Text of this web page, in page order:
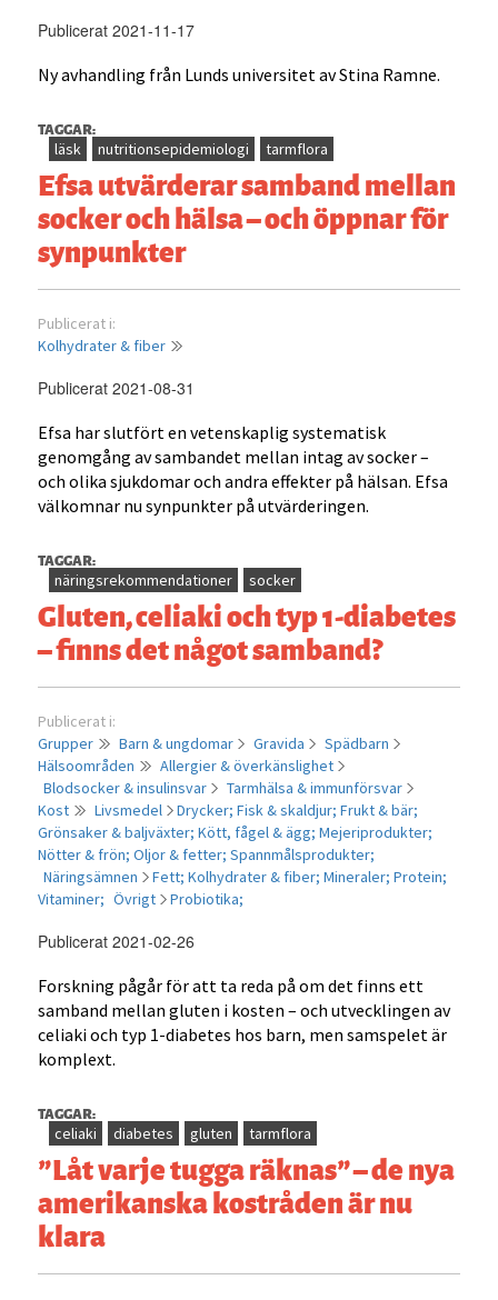
Publicerat 2021-11-17
Ny avhandling från Lunds universitet av Stina Ramne.
TAGGAR:
läsk nutritionsepidemiologi tarmflora
Efsa utvärderar samband mellan
socker och hälsa – och öppnar för
synpunkter
Publicerat i:
Kolhydrater & fiber
Publicerat 2021-08-31
Efsa har slutfört en vetenskaplig systematisk
genomgång av sambandet mellan intag av socker –
och olika sjukdomar och andra effekter på hälsan. Efsa
välkomnar nu synpunkter på utvärderingen.
TAGGAR:
näringsrekommendationer socker
Gluten, celiaki och typ 1-diabetes
– finns det något samband?
Publicerat i:
Grupper
Barn & ungdomar Gravida
Spädbarn
Hälsoområden
Allergier & överkänslighet
Blodsocker & insulinsvar
Tarmhälsa & immunförsvar
Kost
Livsmedel Drycker;Fisk & skaldjur;Frukt & bär;
Grönsaker & baljväxter;Kött, fågel & ägg;Mejeriprodukter;
Nötter & frön;Oljor & fetter;Spannmålsprodukter;
Näringsämnen
Fett;Kolhydrater & fiber;Mineraler;Protein;
Vitaminer; Övrigt Probiotika;
Publicerat 2021-02-26
Forskning pågår för att ta reda på om det finns ett
samband mellan gluten i kosten – och utvecklingen av
celiaki och typ 1-diabetes hos barn, men samspelet är
komplext.
TAGGAR:
celiaki diabetes gluten tarmflora
”Låt varje tugga räknas” – de nya
amerikanska kostråden är nu
klara